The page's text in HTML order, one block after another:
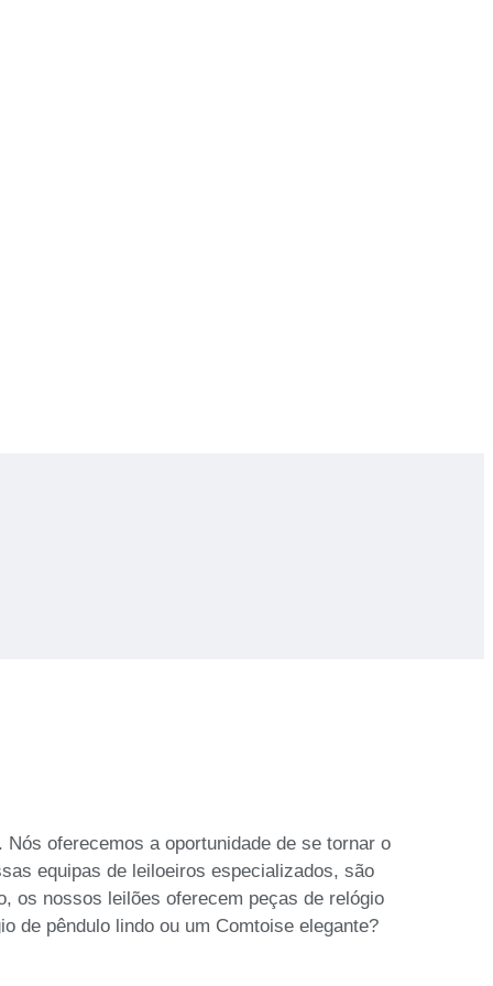
oferecemos a oportunidade de se tornar o
equipas de leiloeiros especializados, são
os nossos leilões oferecem peças de relógio
de pêndulo lindo ou um Comtoise elegante?